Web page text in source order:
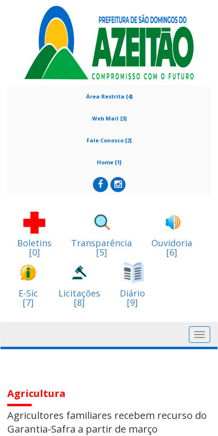
Área Restrita [4]
Web Mail [3]
Fale Conosco [2]
Home [1]
Boletins
[0]
Transparência
[5]
Ouvidoria
[6]
E-Sic
[7]
Licitações
[8]
Diário
[9]
Agricultura
Agricultores familiares recebem recurso do
Garantia-Safra a partir de março